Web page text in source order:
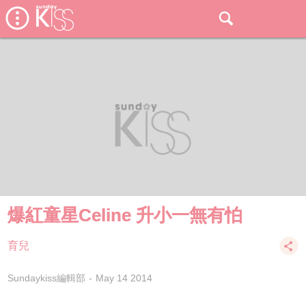
爆紅童星Celine 升小一無有怕
育兒
Sundaykiss編輯部 May 14 2014